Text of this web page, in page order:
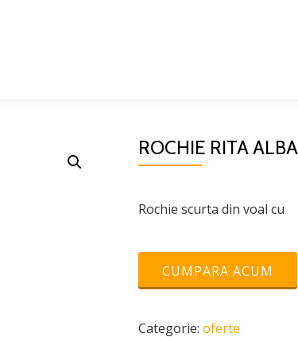
ROCHIE RITA
Rochie scurta din voal cu
CUMPARA ACUM
Categorie: oferte